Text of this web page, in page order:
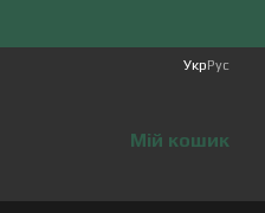
УкрРус
Мій кошик